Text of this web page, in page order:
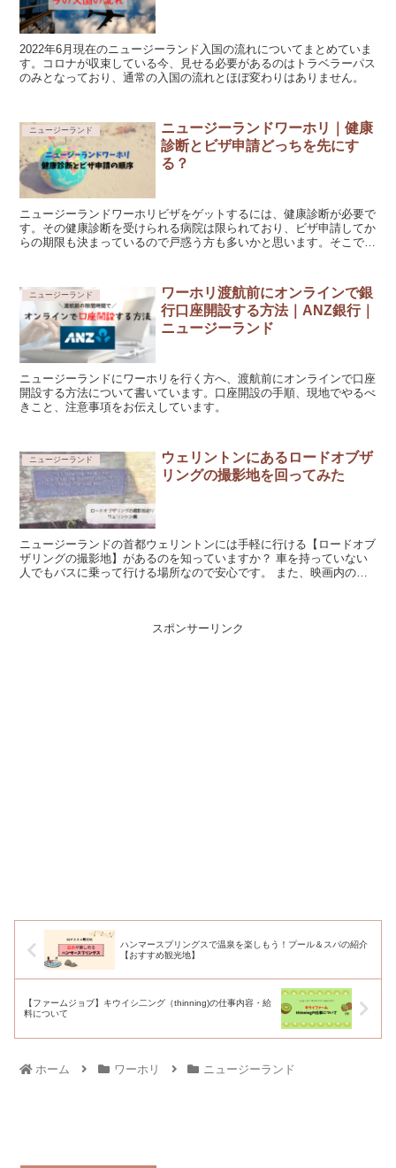
2022年6月現在のニュージーランド入国の流れについてまとめていま
す。コロナが収束している今、見せる必要があるのはトラベラーパス
のみとなっており、通常の入国の流れとほぼ変わりはありません。
ニュージーランド
ニュージーランドワーホリ｜健康
診断とビザ申請どっちを先にす
る？
ニュージーランドワーホリビザをゲットするには、健康診断が必要で
す。その健康診断を受けられる病院は限られており、ビザ申請してか
らの期限も決まっているので戸惑う方も多いかと思います。そこでど
ニュージーランド
ワーホリ渡航前にオンラインで銀
行口座開設する方法｜ANZ銀行｜
ニュージーランド
ニュージーランドにワーホリを行く方へ、渡航前にオンラインで口座
開設する方法について書いています。口座開設の手順、現地でやるべ
きこと、注意事項をお伝えしています。
ニュージーランド
ウェリントンにあるロードオブザ
リングの撮影地を回ってみた
ニュージーランドの首都ウェリントンには手軽に行ける【ロードオブ
ザリングの撮影地】があるのを知っていますか？ 車を持っていない
人でもバスに乗って行ける場所なので安心です。 また、映画内の特
スポンサーリンク
ハンマースプリングスで温泉を楽しもう！プール＆スパの紹介
【おすすめ観光地】
【ファームジョブ】キウイシ二ング（thinning)の仕事内容・給
料について
ホーム ワーホリ ニュージーランド